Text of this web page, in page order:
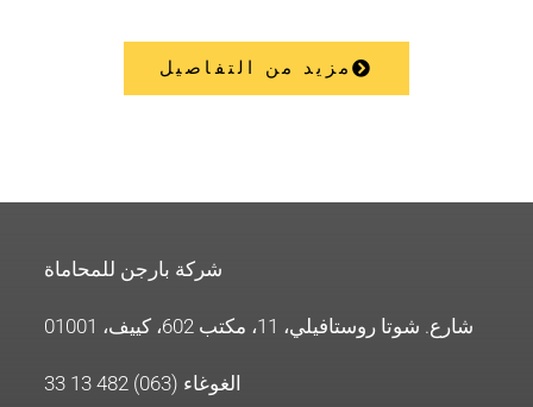
مزيد من التفاصيل
شركة بارجن للمحاماة
شارع. شوتا روستافيلي، 11، مكتب 602، كييف، 01001
الغوغاء (063) 482 13 33